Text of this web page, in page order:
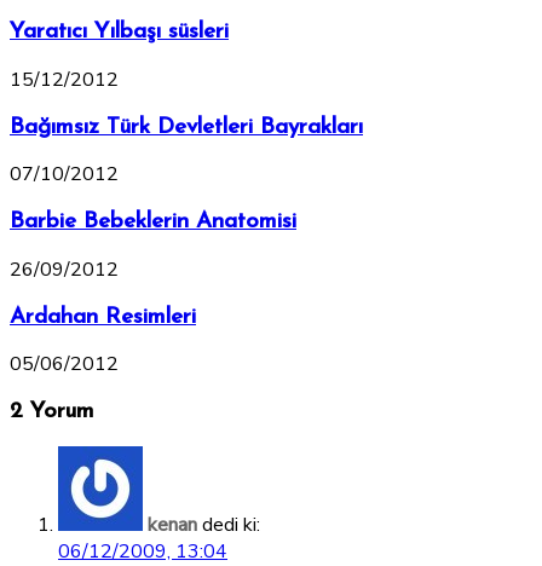
Yaratıcı Yılbaşı süsleri
15/12/2012
Bağımsız Türk Devletleri Bayrakları
07/10/2012
Barbie Bebeklerin Anatomisi
26/09/2012
Ardahan Resimleri
05/06/2012
2 Yorum
kenandedi ki:
06/12/2009, 13:04